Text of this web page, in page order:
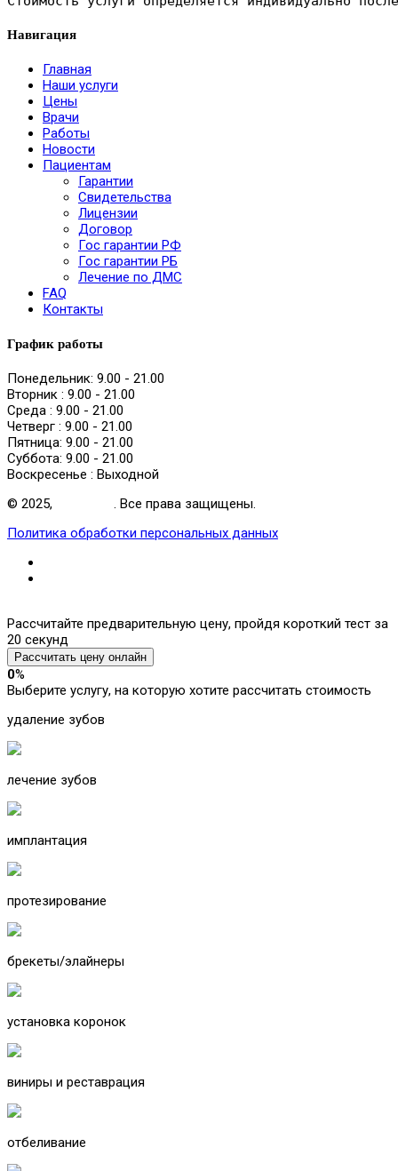
Навигация
Главная
Наши услуги
Цены
Врачи
Работы
Новости
Пациентам
Гарантии
Свидетельства
Лицензии
Договор
Гос гарантии РФ
Гос гарантии РБ
Лечение по ДМС
FAQ
Контакты
График работы
Понедельник: 9.00 - 21.00
Вторник : 9.00 - 21.00
Среда : 9.00 - 21.00
Четверг : 9.00 - 21.00
Пятница: 9.00 - 21.00
Суббота: 9.00 - 21.00
Воскресенье : Выходной
© 2025,
. Все права защищены.
Политика обработки персональных данных
Рассчитайте предварительную цену, пройдя короткий тест за
20 секунд
Рассчитать цену онлайн
0%
Выберите услугу, на которую хотите рассчитать стоимость
удаление зубов
лечение зубов
имплантация
протезирование
брекеты/элайнеры
установка коронок
виниры и реставрация
отбеливание